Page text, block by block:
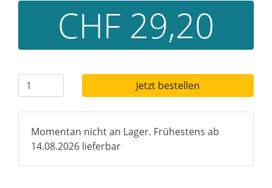
CHF 29,20
Jetzt bestellen
Momentan nicht an Lager. Frühestens ab
14.08.2026 lieferbar